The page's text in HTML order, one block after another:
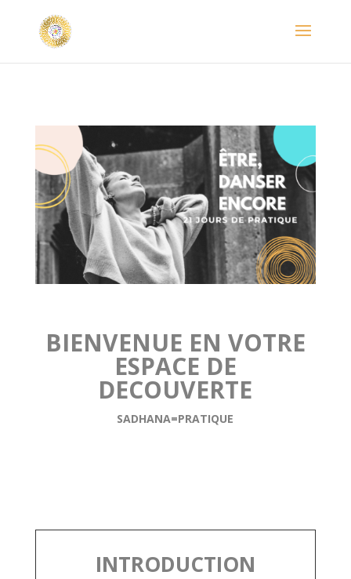
BIENVENUE EN VOTRE
ESPACE DE
DECOUVERTE
SADHANA=PRATIQUE
INTRODUCTION